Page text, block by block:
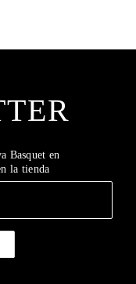
Basquet en
la tienda